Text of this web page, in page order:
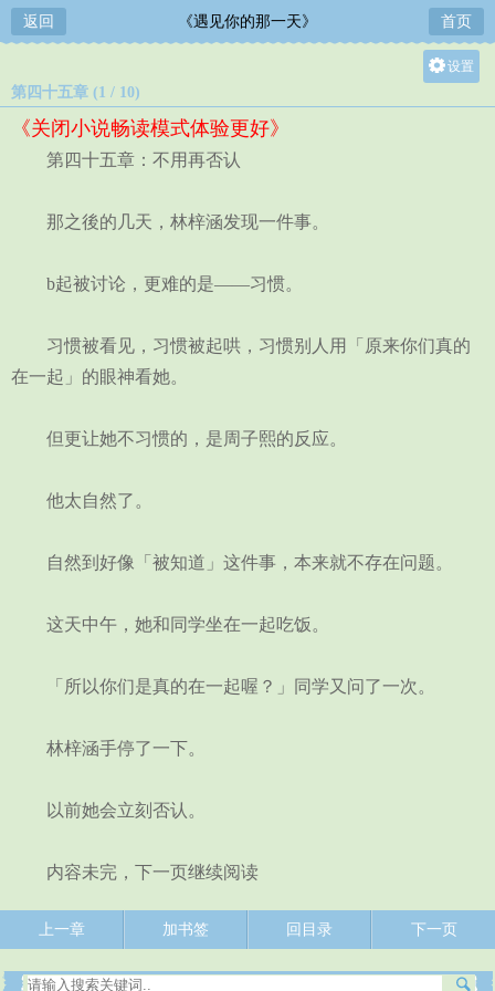
返回 《遇见你的那一天》 首页
设置
第四十五章 (1 / 10)
《关闭小说畅读模式体验更好》
第四十五章：不用再否认
那之後的几天，林梓涵发现一件事。
b起被讨论，更难的是——习惯。
习惯被看见，习惯被起哄，习惯别人用「原来你们真的
在一起」的眼神看她。
但更让她不习惯的，是周子熙的反应。
他太自然了。
自然到好像「被知道」这件事，本来就不存在问题。
这天中午，她和同学坐在一起吃饭。
「所以你们是真的在一起喔？」同学又问了一次。
林梓涵手停了一下。
以前她会立刻否认。
内容未完，下一页继续阅读
上一章 加书签 回目录 下一页